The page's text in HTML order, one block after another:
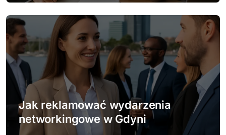
i
s
u
Jak reklamować wydarzenia
networkingowe w Gdyni